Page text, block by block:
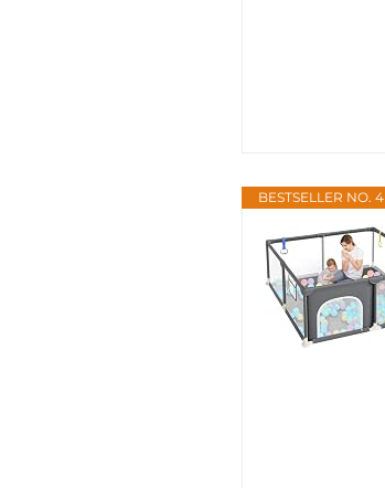
BESTSELLER NO. 4